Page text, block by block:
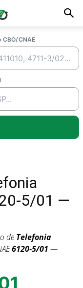
CNAE
5/01 —
de Telefonia
6120-5/01 —